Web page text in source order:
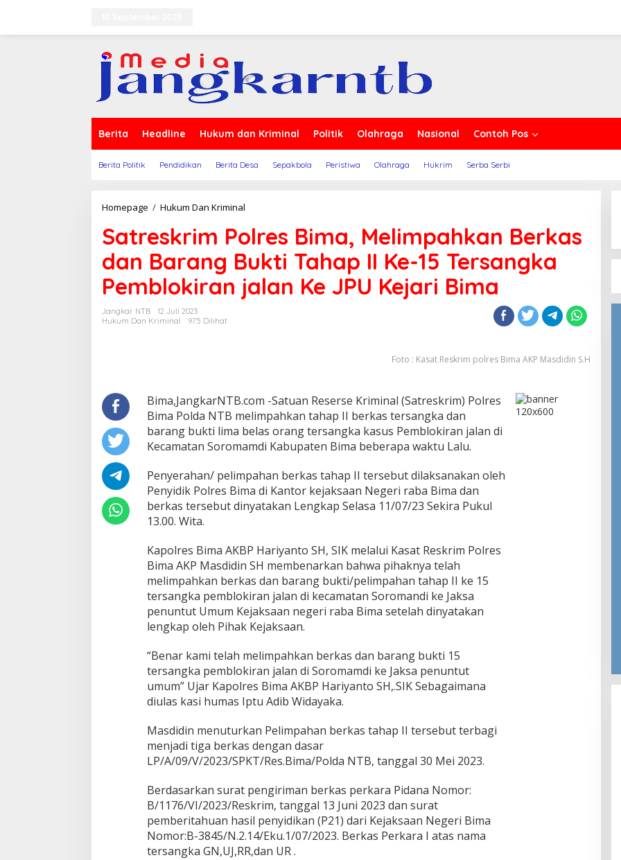
Berita Headline Hukum dan Kriminal Politik Olahraga Nasional Contoh Pos
Berita Politik Pendidikan Berita Desa Sepakbola Peristiwa Olahraga Hukrim Serba Serbi
Homepage / Hukum Dan Kriminal
Bima,
Melimpahkan
Berkas
dan
Barang
Bukti
JPU
Kejari
Bima
Satreskrim Polres Bima, Melimpahkan Berkas
dan Barang Bukti Tahap II Ke-15 Tersangka
Pemblokiran jalan Ke JPU Kejari Bima
Jangkar NTB
12 Juli 2023
Hukum Dan Kriminal
975 Dilihat
Foto : Kasat Reskrim polres Bima AKP Masdidin S.H
Bima,JangkarNTB.com -Satuan Reserse Kriminal (Satreskrim) Polres
Bima Polda NTB melimpahkan tahap II berkas tersangka dan
barang bukti lima belas orang tersangka kasus Pemblokiran jalan di
Kecamatan Soromamdi Kabupaten Bima beberapa waktu Lalu.
Penyerahan/ pelimpahan berkas tahap II tersebut dilaksanakan oleh
Penyidik Polres Bima di Kantor kejaksaan Negeri raba Bima dan
berkas tersebut dinyatakan Lengkap Selasa 11/07/23 Sekira Pukul
13.00. Wita.
Kapolres Bima AKBP Hariyanto SH, SIK melalui Kasat Reskrim Polres
Bima AKP Masdidin SH membenarkan bahwa pihaknya telah
melimpahkan berkas dan barang bukti/pelimpahan tahap II ke 15
tersangka pemblokiran jalan di kecamatan Soromandi ke Jaksa
penuntut Umum Kejaksaan negeri raba Bima setelah dinyatakan
lengkap oleh Pihak Kejaksaan.
“Benar kami telah melimpahkan berkas dan barang bukti 15
tersangka pemblokiran jalan di Soromamdi ke Jaksa penuntut
umum” Ujar Kapolres Bima AKBP Hariyanto SH,.SIK Sebagaimana
diulas kasi humas Iptu Adib Widayaka.
Masdidin menuturkan Pelimpahan berkas tahap II tersebut terbagi
menjadi tiga berkas dengan dasar
LP/A/09/V/2023/SPKT/Res.Bima/Polda NTB, tanggal 30 Mei 2023.
Berdasarkan surat pengiriman berkas perkara Pidana Nomor:
B/1176/VI/2023/Reskrim, tanggal 13 Juni 2023 dan surat
pemberitahuan hasil penyidikan (P21) dari Kejaksaan Negeri Bima
Nomor:B-3845/N.2.14/Eku.1/07/2023. Berkas Perkara I atas nama
tersangka GN,UJ,RR,dan UR .